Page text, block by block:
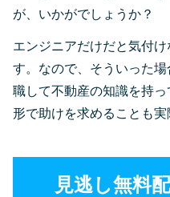
が、いかがでしょうか？
エンジニアだけだと気付
す。なので、そういった
職して不動産の知識を持
形で助けを求めることも実
見逃し無料